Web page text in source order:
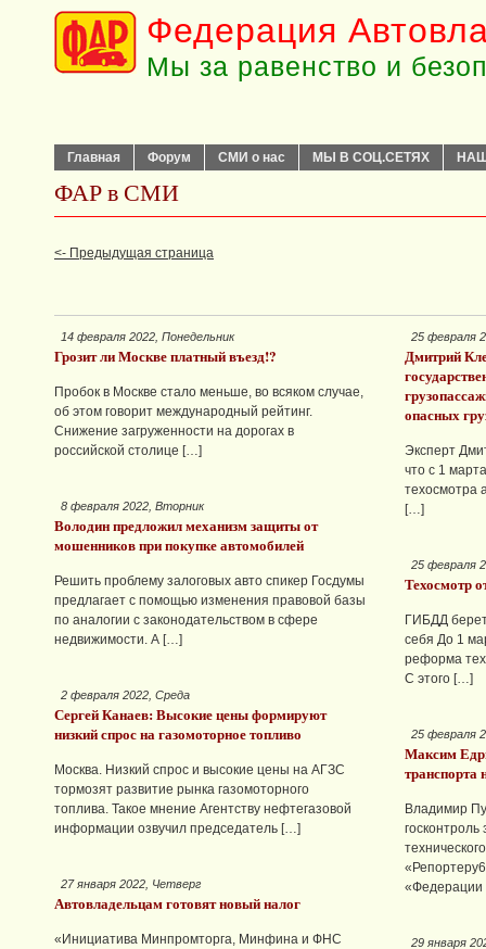
Федерация
Мы за равенство и
Главная Форум СМИ о нас МЫ В СОЦ.СЕТЯХ
ФАР в СМИ
<- Предыдущая страница
14 февраля 2022, Понедельник
Грозит ли Москве платный въезд!?
Пробок в Москве стало меньше, во всяком случае,
об этом говорит международный рейтинг.
Снижение загруженности на дорогах в
российской столице […]
8 февраля 2022, Вторник
Володин предложил механизм защиты от
мошенников при покупке автомобилей
Решить проблему залоговых авто спикер Госдумы
предлагает с помощью изменения правовой базы
по аналогии с законодательством в сфере
недвижимости. А […]
2 февраля 2022, Среда
Сергей Канаев: Высокие цены формируют
низкий спрос на газомоторное топливо
Москва. Низкий спрос и высокие цены на АГЗС
тормозят развитие рынка газомоторного
топлива. Такое мнение Агентству нефтегазовой
информации озвучил председатель […]
27 января 2022, Четверг
Автовладельцам готовят новый налог
«Инициатива Минпромторга, Минфина и ФНС
25 февраля
Дмитрий
опасных
Эксперт
что с 1
техосмотра
[…]
25 февраля
Техосмотр
ГИБДД
себя До 1
реформа
С этого […]
25 февраля
Максим
транспорта
Владимир
«Федерации
29 января